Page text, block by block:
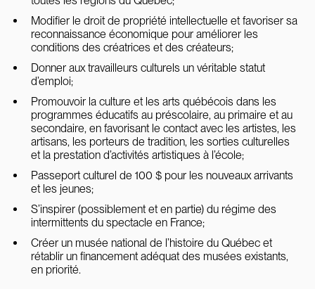
Modifier le droit de propriété intellectuelle et favoriser sa
reconnaissance économique pour améliorer les
conditions des créatrices et des créateurs;
Donner aux travailleurs culturels un véritable statut
d’emploi;
Promouvoir la culture et les arts québécois dans les
programmes éducatifs au préscolaire, au primaire et au
secondaire, en favorisant le contact avec les artistes, les
artisans, les porteurs de tradition, les sorties culturelles
et la prestation d’activités artistiques à l’école;
Passeport culturel de 100 $ pour les nouveaux arrivants
et les jeunes;
S’inspirer (possiblement et en partie) du régime des
intermittents du spectacle en France;
Créer un musée national de l’histoire du Québec et
rétablir un financement adéquat des musées existants,
en priorité.